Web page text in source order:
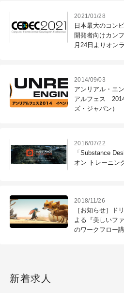
2021/01/28
日本最大のコン
開発者向けカン
月24日よりオン
2014/09/03
アンリアル・エ
アルフェス
ズ・ジャパン）
2016/07/22
「Substance
オン トレーニン
2018/11/26
［お知らせ］ド
よる『美しいフ
のワークフロー
新着求人